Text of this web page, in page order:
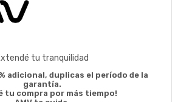
tu tranquilidad
adicional, duplicas el período de la
garantía.
tu compra por más tiempo!